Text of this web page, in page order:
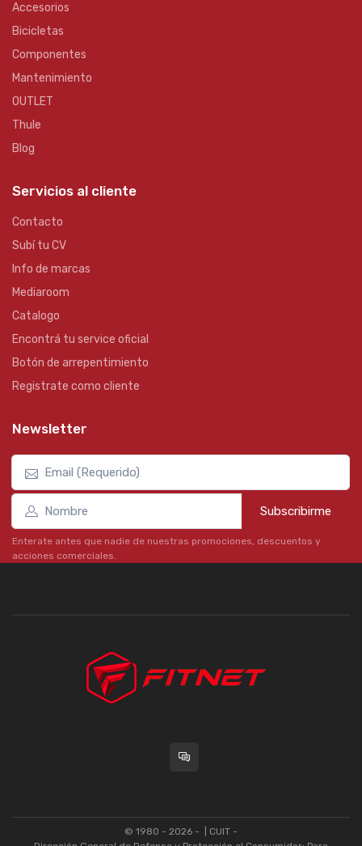
Accesorios
Bicicletas
Componentes
Mantenimiento
OUTLET
Thule
Blog
Servicios al cliente
Contacto
Subí tu CV
Info de marcas
Mediaroom
Catalogo
Encontrá tu service oficial
Botón de arrepentimiento
Registrate como cliente
Newsletter
Subscribirme
Enterate antes que nadie de nuestras promociones, descuentos y
acciones comerciales.
© 1980 - 2026 -
| CUIT -